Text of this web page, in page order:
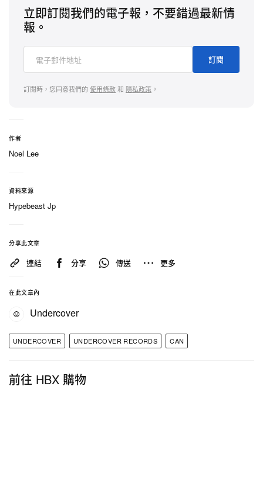
在 Instagram 查看這則貼文
立即訂閱我們的電子報，不要錯過最新情
報。
訂閱
訂閱時，您同意我們的 使用條款和 隱私政策 。
作者
Noel Lee
資料來源
Hypebeast Jp
分享此文章
連結 分享 傳送 更多
在此文章內
Undercover
UNDERCOVER UNDERCOVER RECORDS CAN
前往 HBX 購物